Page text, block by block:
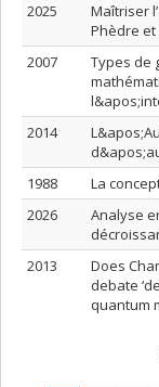
2025
Maîtriser
Phèdre
2007
Types de
2014
1988
La
2026
Analyse
2013
Does
debate
quantum